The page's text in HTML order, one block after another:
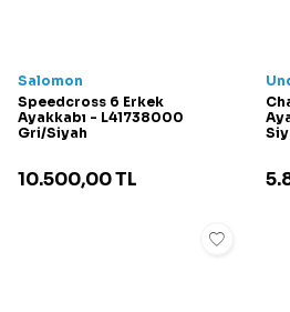
Salomon
Speedcross 6 Erkek
Ayakkabı - L41738000
Gri/Siyah
10.500,00TL